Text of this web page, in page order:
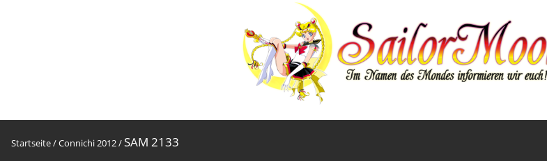
Startseite/Connichi 2012/ SAM 2133